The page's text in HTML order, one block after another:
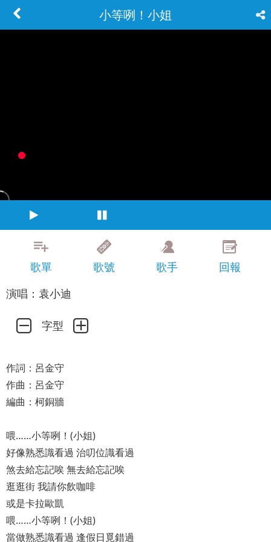
小等咧！小姐
歌單 歌號 歌手
回報
演唱：袁小迪
字型
作詞：呂金守
作曲：呂金守
編曲：柯銅牆
喂……小等咧！(小姐)
好像熟悉識看過 治叨位識看過
煞去給忘記唉 無去給忘記唉
逛逛街 我請你飲咖啡
或是卡拉歐凱
喂……小等咧！(小姐)
當做熟悉識看過 逢假日覓錯過